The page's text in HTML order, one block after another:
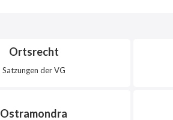
Ortsrecht
Satzungen der VG
Ostramondra